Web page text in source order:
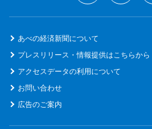
あべの経済新聞について
プレスリリース・情報提供はこちらから
アクセスデータの利用について
お問い合わせ
広告のご案内